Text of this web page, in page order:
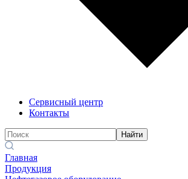
Сервисный центр
Контакты
Найти
Главная
Продукция